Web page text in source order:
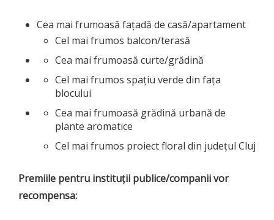
Cea mai frumoasă fațadă de casă/apartament
Cel mai frumos balcon/terasă
Cea mai frumoasă curte/grădină
Cel mai frumos spațiu verde din fața
blocului
Cea mai frumoasă grădină urbană de
plante aromatice
Cel mai frumos proiect floral din județul Cluj
Premiile pentru instituții publice/companii vor
recompensa: